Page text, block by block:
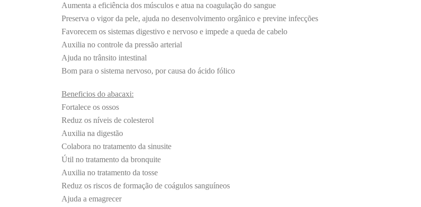
Aumenta a eficiência dos músculos e atua na coagulação do sangue
Preserva o vigor da pele, ajuda no desenvolvimento orgânico e previne infecções
Favorecem os sistemas digestivo e nervoso e impede a queda de cabelo
Auxilia no controle da pressão arterial
Ajuda no trânsito intestinal
Bom para o sistema nervoso, por causa do ácido fólico
Beneficios do abacaxi:
Fortalece os ossos
Reduz os níveis de colesterol
Auxilia na digestão
Colabora no tratamento da sinusite
Útil no tratamento da bronquite
Auxilia no tratamento da tosse
Reduz os riscos de formação de coágulos sanguíneos
Ajuda a emagrecer